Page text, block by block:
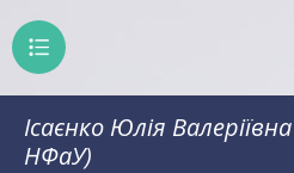
Ісаєнко Юлія
НФаУ)